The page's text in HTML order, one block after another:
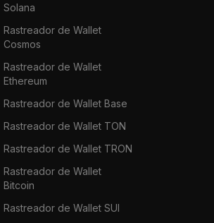
Solana
Rastreador de Wallet
Cosmos
Rastreador de Wallet
Ethereum
Rastreador de Wallet Base
Rastreador de Wallet TON
Rastreador de Wallet TRON
Rastreador de Wallet
Bitcoin
Rastreador de Wallet SUI